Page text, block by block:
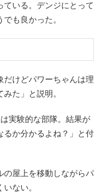
ている。デンジにとって
も良かった。
だけどパワーちゃんは理
た」と説明。
実験的な部隊。結果が
るか分かるよね？」と付
の屋上を移動しながらパ
ない。